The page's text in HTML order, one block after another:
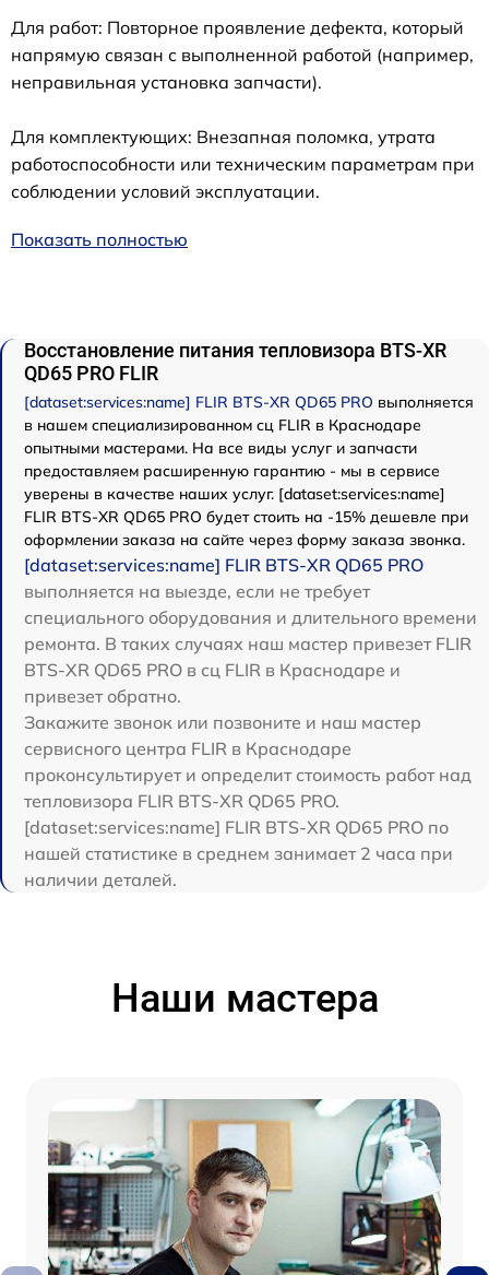
Для работ: Повторное проявление дефекта, который
напрямую связан с выполненной работой (например,
неправильная установка запчасти).
Для комплектующих: Внезапная поломка, утрата
работоспособности или техническим параметрам при
соблюдении условий эксплуатации.
Показать полностью
Восстановление питания тепловизора BTS-XR
QD65 PRO FLIR
[dataset:services:name] FLIR BTS-XR QD65 PRO выполняется
в нашем специализированном сц FLIR в Краснодаре
опытными мастерами. На все виды услуг и запчасти
предоставляем расширенную гарантию - мы в сервисе
уверены в качестве наших услуг. [dataset:services:name]
FLIR BTS-XR QD65 PRO будет стоить на -15% дешевле при
оформлении заказа на сайте через форму заказа звонка.
[dataset:services:name] FLIR BTS-XR QD65 PRO
выполняется на выезде, если не требует
специального оборудования и длительного времени
ремонта. В таких случаях наш мастер привезет FLIR
BTS-XR QD65 PRO в сц FLIR в Краснодаре и
привезет обратно.
Закажите звонок или позвоните и наш мастер
сервисного центра FLIR в Краснодаре
проконсультирует и определит стоимость работ над
тепловизора FLIR BTS-XR QD65 PRO.
[dataset:services:name] FLIR BTS-XR QD65 PRO по
нашей статистике в среднем занимает 2 часа при
наличии деталей.
Наши мастера